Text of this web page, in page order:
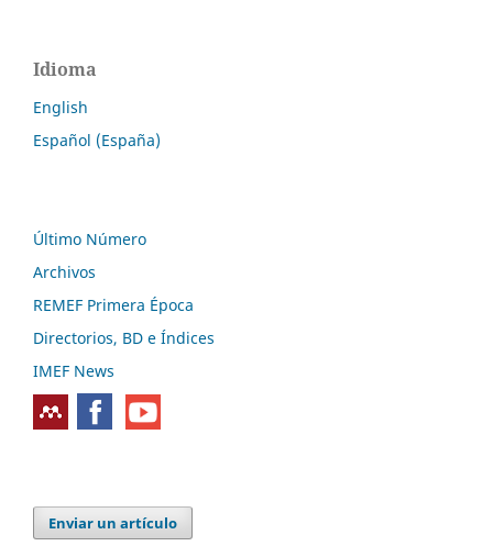
Idioma
English
Español (España)
Último Número
Archivos
REMEF Primera Época
Directorios, BD e Índices
IMEF News
Enviar un artículo